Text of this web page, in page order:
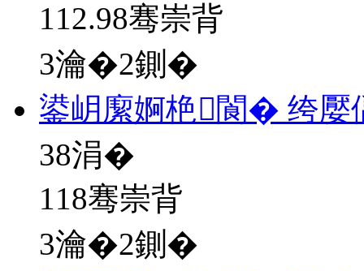
112.98骞崇背
3瀹�2鍘�
鍙岄緳婀栬閬� 绔
38涓�
118骞崇背
3瀹�2鍘�